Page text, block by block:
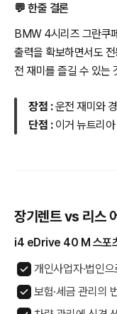
💬 한줄 결론
BMW 4시리즈 그란쿠
출력을 확보하면서도
전 재미를 즐길 수 있는
장점 :운전 재미와
단점 : 이거 뉴트리
장기렌트 vs 리스
i4 eDrive 40 M 스포
개인사업자·법인
보험·세금 관리의